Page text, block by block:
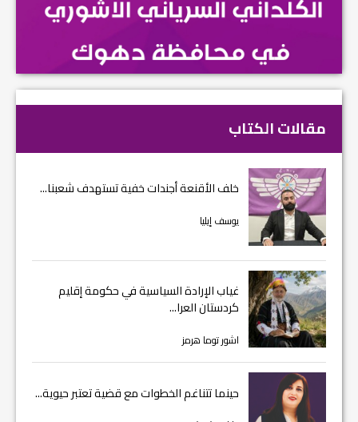
مقالات الكتاب
خلف الأقنعة أجندات خفية تستهدف شعبنا...
يوسف إيليا
غياب الإرادة السياسية في حكومة إقليم
كردستان العرا...
اشور توما هرمز
حينما تتناغم الخطوات مع قضية تعتبر حيوية...